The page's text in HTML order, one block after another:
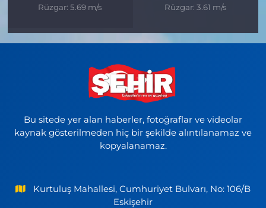
Rüzgar: 5.69 m/s
Rüzgar: 3.61 m/s
Bu sitede yer alan haberler, fotoğraflar ve videolar
kaynak gösterilmeden hiç bir şekilde alıntılanamaz ve
kopyalanamaz.
Kurtuluş Mahallesi, Cumhuriyet Bulvarı, No: 106/B
Eskişehir